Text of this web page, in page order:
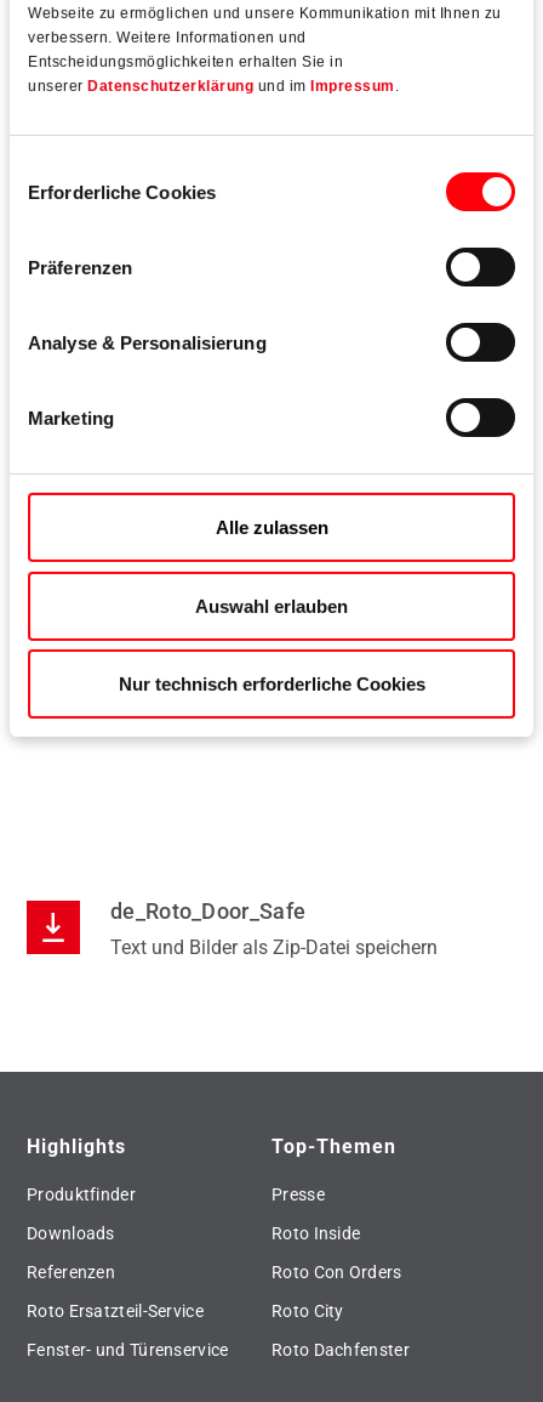
Webseite zu ermöglichen und unsere Kommunikation mit Ihnen zu
verbessern. Weitere Informationen und
Entscheidungsmöglichkeiten erhalten Sie in
unserer Datenschutzerklärung und im Impressum .
Erforderliche Cookies
Präferenzen
Analyse & Personalisierung
Marketing
Alle zulassen
Auswahl erlauben
Nur technisch erforderliche Cookies
Mehr lesen
„Tandeo“ und „Eneo A“ basieren auf demselben
Automatikfunktion, die Flüsterfalle und den Riegel
integriert ist.
de_Roto_Door_Safe
Text und Bilder als Zip-Datei speichern
Highlights
Produktfinder
Downloads
Referenzen
Roto Ersatzteil-Service
Fenster- und Türenservice
Top-Themen
Presse
Roto Inside
Roto Con Orders
Roto City
Roto Dachfenster